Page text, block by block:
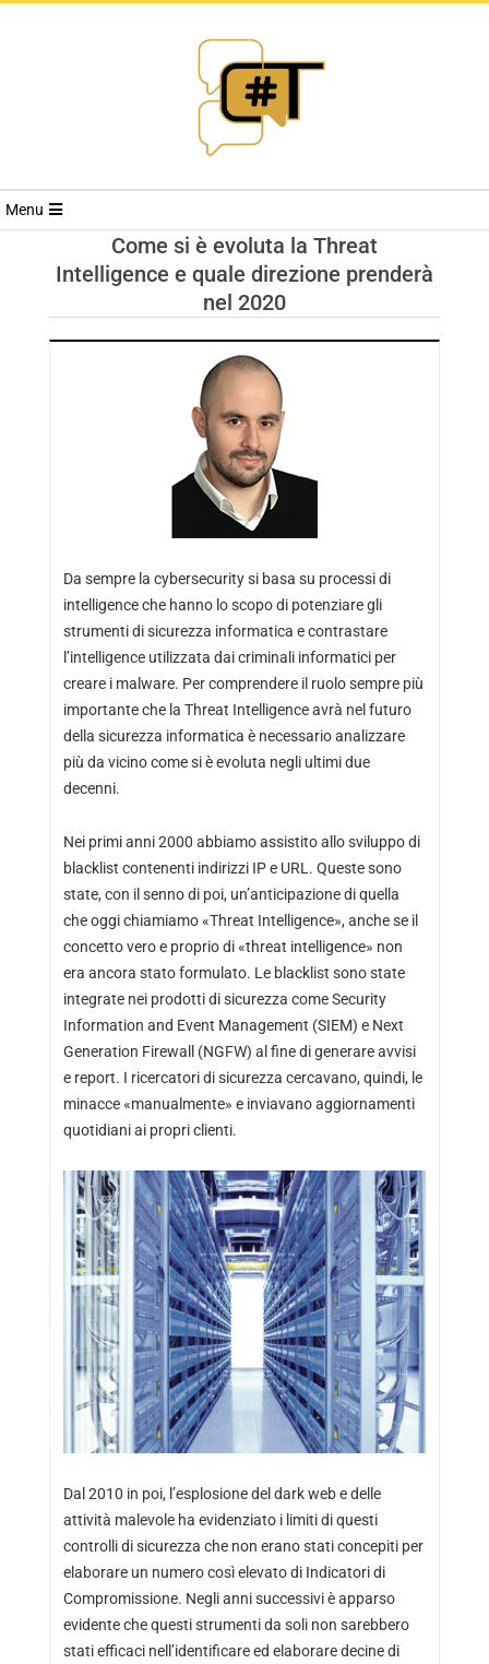
RIVISTA
TRENDS
Menu
Come si è evoluta la Threat
Intelligence e quale direzione prenderà
nel 2020
Da sempre la cybersecurity si basa su processi di
intelligence che hanno lo scopo di potenziare gli
strumenti di sicurezza informatica e contrastare
l’intelligence utilizzata dai criminali informatici per
creare i malware. Per comprendere il ruolo sempre più
importante che la Threat Intelligence avrà nel futuro
della sicurezza informatica è necessario analizzare
più da vicino come si è evoluta negli ultimi due
decenni.
Nei primi anni 2000 abbiamo assistito allo sviluppo di
blacklist contenenti indirizzi IP e URL. Queste sono
state, con il senno di poi, un’anticipazione di quella
che oggi chiamiamo «Threat Intelligence», anche se il
concetto vero e proprio di «threat intelligence» non
era ancora stato formulato. Le blacklist sono state
integrate nei prodotti di sicurezza come Security
Information and Event Management (SIEM) e Next
Generation Firewall (NGFW) al fine di generare avvisi
e report. I ricercatori di sicurezza cercavano, quindi, le
minacce «manualmente» e inviavano aggiornamenti
quotidiani ai propri clienti.
Dal 2010 in poi, l’esplosione del dark web e delle
attività malevole ha evidenziato i limiti di questi
controlli di sicurezza che non erano stati concepiti per
elaborare un numero così elevato di Indicatori di
Compromissione. Negli anni successivi è apparso
evidente che questi strumenti da soli non sarebbero
stati efficaci nell’identificare ed elaborare decine di